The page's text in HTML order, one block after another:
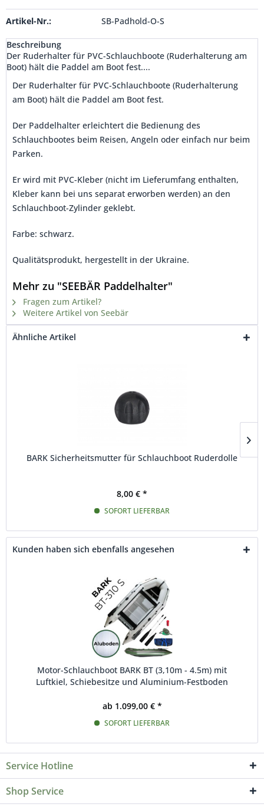
Artikel-Nr.: SB-Padhold-O-S
Beschreibung
Der Ruderhalter für PVC-Schlauchboote (Ruderhalterung am
Boot) hält die Paddel am Boot fest....
Der Ruderhalter für PVC-Schlauchboote (Ruderhalterung
am Boot) hält die Paddel am Boot fest.
Der Paddelhalter erleichtert die Bedienung des
Schlauchbootes beim Reisen, Angeln oder einfach nur beim
Parken.
Er wird mit PVC-Kleber (nicht im Lieferumfang enthalten,
Kleber kann bei uns separat erworben werden) an den
Schlauchboot-Zylinder geklebt.
Farbe: schwarz.
Qualitätsprodukt, hergestellt in der Ukraine.
Mehr zu "SEEBÄR Paddelhalter"
Fragen zum Artikel?
Weitere Artikel von Seebär
Ähnliche Artikel
BARK Sicherheitsmutter für Schlauchboot Ruderdolle
8,00 € *
SOFORT LIEFERBAR
Kunden haben sich ebenfalls angesehen
Motor-Schlauchboot BARK BT (3,10m - 4.5m) mit
Luftkiel, Schiebesitze und Aluminium-Festboden
ab 1.099,00 € *
SOFORT LIEFERBAR
Service Hotline
Shop Service